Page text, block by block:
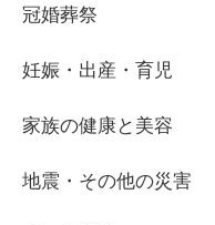
冠婚葬祭
妊娠・出産・育児
家族の健康と美容
地震・その他の災害